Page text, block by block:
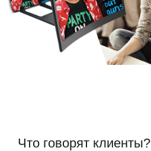
Что говорят клиенты?